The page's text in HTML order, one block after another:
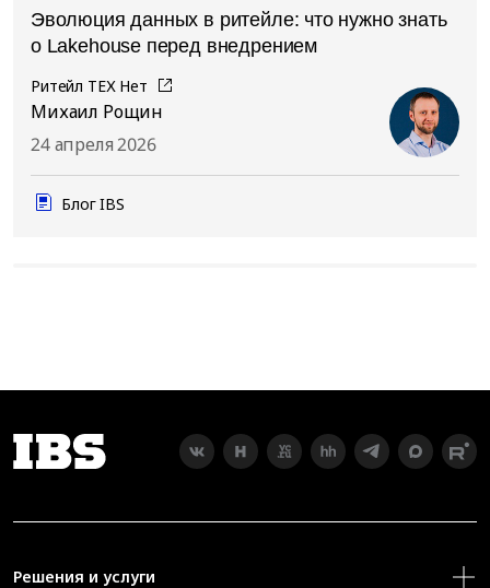
Эволюция данных в ритейле: что нужно знать
о Lakehouse перед внедрением
Ритейл ТЕХ Нет
Михаил Рощин
24 апреля 2026
Блог IBS
Решения и услуги